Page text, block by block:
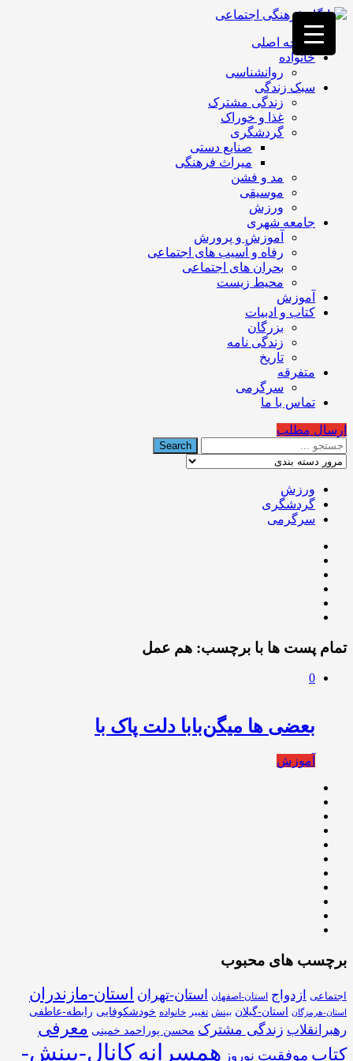
فصد
خون
غرب
تهران
خشکشویی
تصفیه
تهران
صفحه اصلی
خانواده
روانشناسی
سبک زندگی
زندگی مشترک
غذا و خوراک
گردشگری
صنایع دستی
میراث فرهنگی
مد و فشن
موسیقی
ورزش
جامعه شهری
آموزش و پرورش
رفاه و آسیب های اجتماعی
بحران های اجتماعی
محیط زیست
آموزش
کتاب و ادبیات
بزرگان
زندگی نامه
تاریخ
متفرقه
سرگرمی
تماس با ما
ارسال مطلب
ورزش
گردشگری
سرگرمی
تمام پست ها با برچسب: ﻫﻢ ﻋﻤﻞ
0
ﺑﻌﻀﯽ ﻫﺎ ﻣﻴﮕﻦﺑﺎﺑﺎ ﺩﻟﺖ ﭘﺎﮎ ﺑﺎ
آموزش
برچسب های محبوب
اجتماعی ازدواج استان-اصفهان استان-تهران استان-مازندران
استان-هرمزگان استان-گیلان بینش تغییر خانواده خودشکوفایی رابطه-عاطفی
رهبرانقلاب زندگی مشترک محسن پوراحمد خمینی معرفی
کتاب موفقیت نوروز همسرانهکانال-بینش-